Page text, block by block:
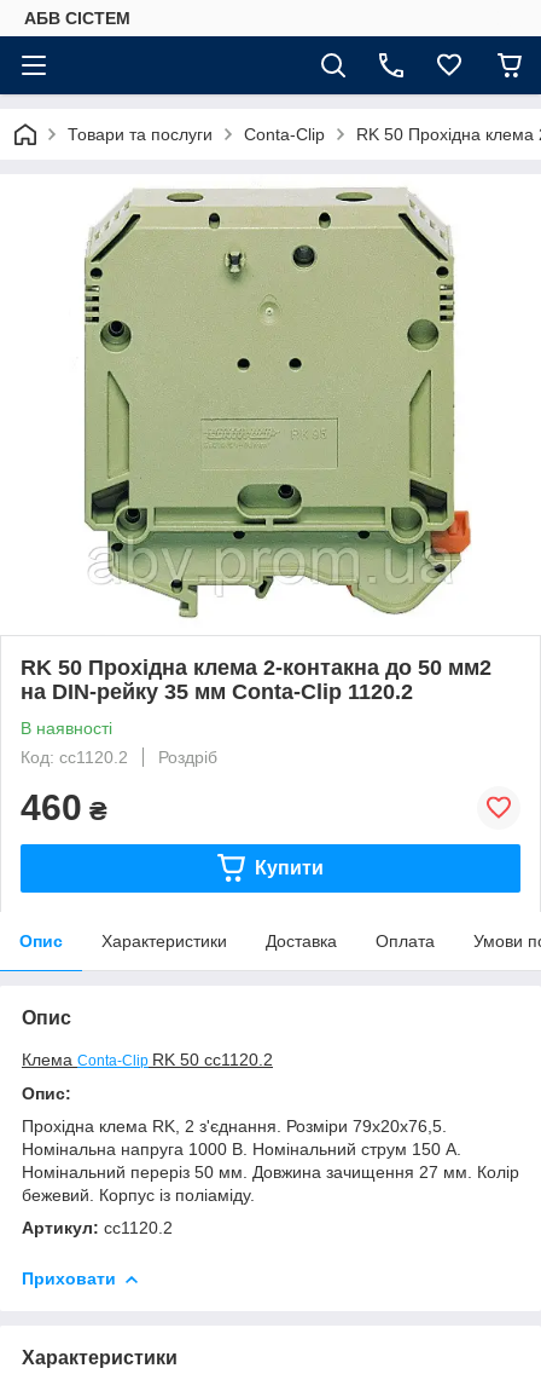
АБВ СІСТЕМ
Товари та послуги Conta-Clip RK 50 Прохідна
RK 50 Прохідна клема 2-контакна до 50 мм2
на DIN-рейку 35 мм Conta-Clip 1120.2
В наявності
Код: cc1120.2
Роздріб
460 ₴
Купити
Опис Характеристики Доставка Оплата Умови
Опис
Клема Conta-Clip RK 50 cc1120.2
Опис:
Прохідна клема RK, 2 з'єднання. Розміри 79х20х76,5.
Номінальна напруга 1000 В. Номінальний струм 150 А.
Номінальний переріз 50 мм. Довжина зачищення 27 мм. Колір
бежевий. Корпус із поліаміду.
Артикул: cc1120.2
Приховати
Характеристики